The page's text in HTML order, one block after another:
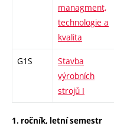
managment,
technologie a
kvalita
G1S
Stavba
výrobních
strojů I
1. ročník, letní semestr